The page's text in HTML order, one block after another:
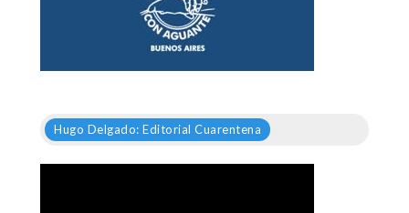
Hugo Delgado: Editorial Cuarentena